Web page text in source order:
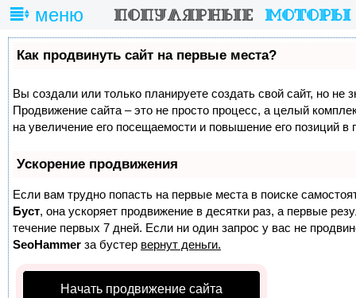
меню
Как продвинуть сайт на первые места?
Вы создали или только планируете создать свой сайт, но не
Продвижение сайта – это не просто процесс, а целый
на увеличение его посещаемости и повышение его позиций в
Ускорение продвижения
Если вам трудно попасть на первые места в поиске
Буст, она ускоряет продвижение в десятки раз, а первые
течение первых 7 дней. Если ни один запрос у вас не
SeoHammer за бустер вернут деньги.
Начать продвижение сайта